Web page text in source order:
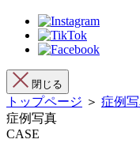
閉じる
トップページ ＞ 症例
症例写真
CASE